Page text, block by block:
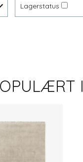
Lagerstatus
I